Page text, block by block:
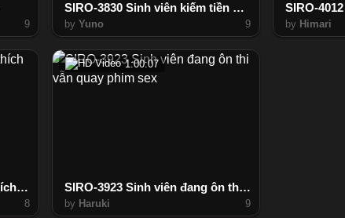
9
SIRO-3830 Sinh viên kiếm tiền đóng học phí
by Yuno 9 by Himari
musume-071426 Sinh viên thích hẹn hò bao nuôi
8
1:00:07
SIRO-3923 Sinh viên đang ôn thi vẫn quay phim sex
by Haruki 9